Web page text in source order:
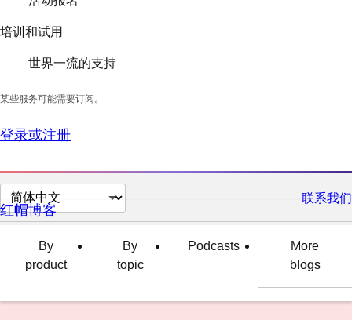
培训和试用
世界一流的支持
某些服务可能需要订阅。
登录或注册
切
换
言
联系我们
红帽博客
By
product
By
topic
Podcasts
More
blogs